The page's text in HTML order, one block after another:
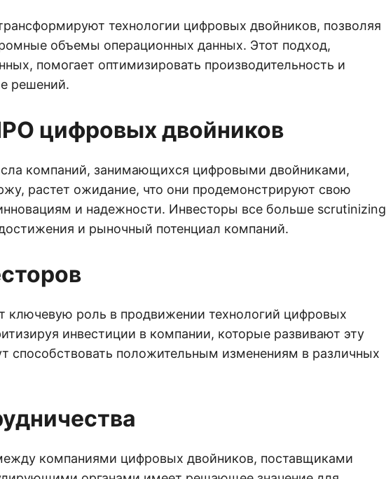
технологии цифровых двойников, позволяя
объемы операционных данных. Этот подход,
помогает оптимизировать производительность и
решений.
цифровых двойников
компаний, занимающихся цифровыми двойниками,
растет ожидание, что они продемонстрируют свою
и надежности. Инвесторы все больше scrutinizing
и рыночный потенциал компаний.
ключевую роль в продвижении технологий цифровых
инвестиции в компании, которые развивают эту
способствовать положительным изменениям в различных
компаниями цифровых двойников, поставщиками